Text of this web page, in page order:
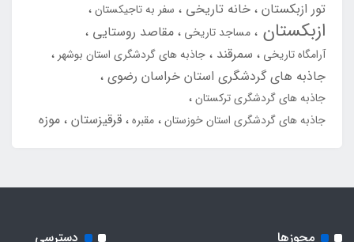
تور ازبکستان خانه تاریخی سفر به تاجیکستان
ازبکستان مساجد تاریخی مقاصد روستایی
آرامگاه تاریخی سمرقند جاذبه های گردشگری استان بوشهر
جاذبه های گردشگری استان خراسان رضوی
جاذبه های گردشگری ترکستان
جاذبه های گردشگری استان خوزستان مقبره قرقیزستان موزه
مجوزها
دسترسی